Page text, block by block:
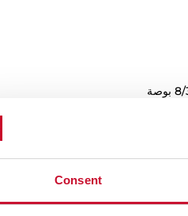
Consent